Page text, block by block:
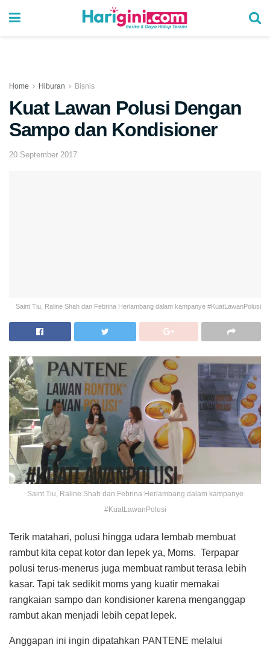
Home Hiburan Bisnis
Kuat Lawan Polusi Dengan
Sampo dan Kondisioner
20 September 2017
Saint Tiu, Raline Shah dan Febrina Herlambang dalam kampanye #KuatLawanPolusi
Saint Tiu, Raline Shah dan Febrina Herlambang dalam kampanye
#KuatLawanPolusi
Terik matahari, polusi hingga udara lembab membuat
rambut kita cepat kotor dan lepek ya, Moms. Terpapar
polusi terus-menerus juga membuat rambut terasa lebih
kasar. Tapi tak sedikit moms yang kuatir memakai
rangkaian sampo dan kondisioner karena menganggap
rambut akan menjadi lebih cepat lepek.
Anggapan ini ingin dipatahkan PANTENE melalui